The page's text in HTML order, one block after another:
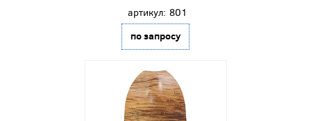
артикул: 801
по запросу